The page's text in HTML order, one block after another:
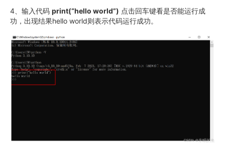
4、输入代码 print(“hello world”) 点击回车键看是否能运行成
功，出现结果hello world则表示代码运行成功。